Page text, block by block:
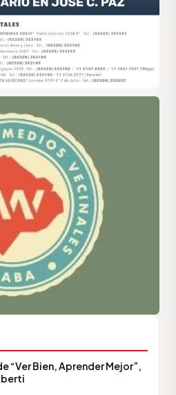
Vecinales
“Ver Bien, Aprender Mejor”,